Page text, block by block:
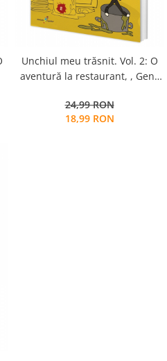
Unchiul meu trăsnit. Vol. 2: O
aventură la restaurant, , Genç
24,99 RON
18,99 RON